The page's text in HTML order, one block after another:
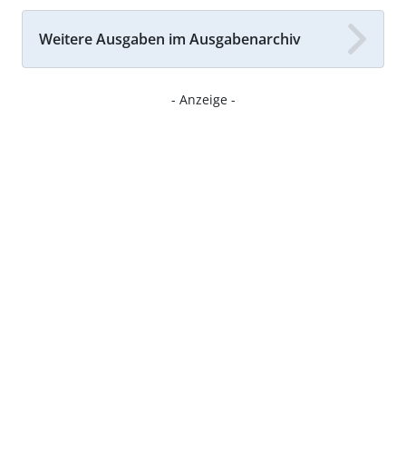
Weitere Ausgaben im Ausgabenarchiv
- Anzeige -